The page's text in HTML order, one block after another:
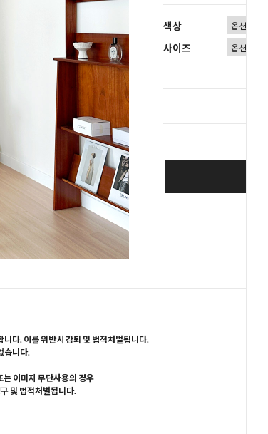
색상
사이즈
다. 이를 위반시 강퇴 및 법적처벌됩니다.
습니다.
이미지 무단사용의 경우
및 법적처벌됩니다.